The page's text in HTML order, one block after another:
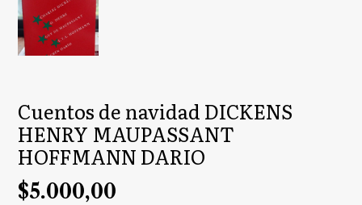
Cuentos de navidad DICKENS
HENRY MAUPASSANT
HOFFMANN DARIO
$5.000,00